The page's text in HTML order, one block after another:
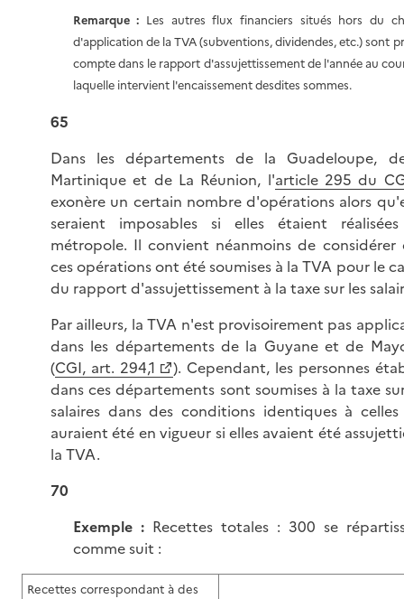
Remarque : Les autres flux financiers situés hors du
d'application de la TVA (subventions, dividendes, etc.) sont
compte dans le rapport d'assujettissement de l'année au
laquelle intervient l'encaissement desdites sommes.
65
Dans les départements de la Guadeloupe,
Martinique et de La Réunion, l'article 295 du
exonère un certain nombre d'opérations alors
seraient imposables si elles étaient
métropole. Il convient néanmoins de considérer
ces opérations ont été soumises à la TVA pour le
du rapport d'assujettissement à la taxe sur les
Par ailleurs, la TVA n'est provisoirement pas
dans les départements de la Guyane et de
(CGI, art. 294,1
). Cependant, les personnes
dans ces départements sont soumises à la taxe
salaires dans des conditions identiques à
auraient été en vigueur si elles avaient été
la TVA.
70
Exemple : Recettes totales : 300 se
comme suit :
Recettes correspondant à des